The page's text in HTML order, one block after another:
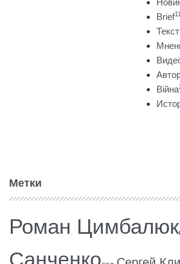
Brief
Війна
Метки
Роман Цимбалюк
Санченко